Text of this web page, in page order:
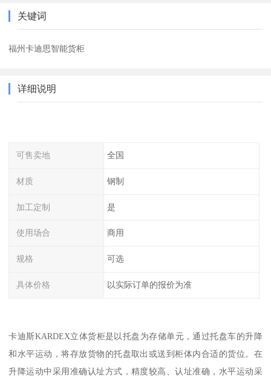
关键词
福州卡迪思智能货柜
详细说明
可售卖地 全国
材质 钢制
加工定制 是
使用场合 商用
规格 可选
具体价格 以实际订单的报价为准
卡迪斯KARDEX立体货柜是以托盘为存储单元，通过托盘车的升降
和水平运动，将存放货物的托盘取出或送到柜体内合适的货位。在
升降运动中采用准确认址方式，精度较高、认址准确，水平运动采